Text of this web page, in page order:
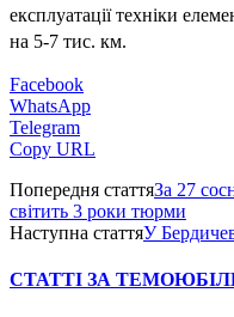
експлуатації техніки
на 5-7 тис. км.
Facebook
WhatsApp
Telegram
Copy URL
Попередня статтяЗа 27
світить 3 роки тюрми
Наступна статтяУ
СТАТТІ ЗА ТЕМОЮ